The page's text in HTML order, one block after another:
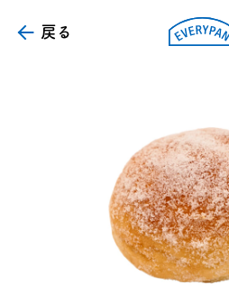
戻る